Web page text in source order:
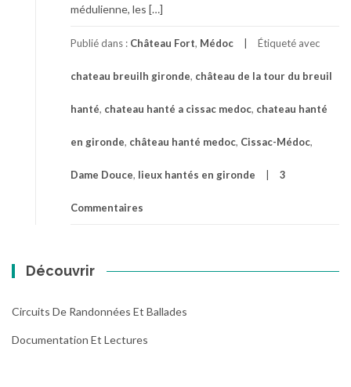
médulienne, les […]
Publié dans : Château Fort, Médoc Étiqueté avec
chateau breuilh gironde, château de la tour du breuil
hanté, chateau hanté a cissac medoc, chateau hanté
en gironde, château hanté medoc, Cissac-Médoc,
Dame Douce, lieux hantés en gironde 3
Commentaires
Découvrir
Circuits De Randonnées Et Ballades
Documentation Et Lectures